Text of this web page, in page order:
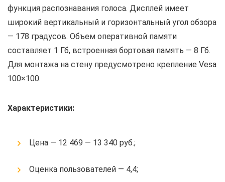
функция распознавания голоса. Дисплей имеет
широкий вертикальный и горизонтальный угол обзора
— 178 градусов. Объем оперативной памяти
составляет 1 Гб, встроенная бортовая память — 8 Гб.
Для монтажа на стену предусмотрено крепление Vesa
100×100.
Характеристики:
Цена — 12 469 — 13 340 руб.;
Оценка пользователей — 4,4;